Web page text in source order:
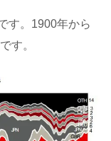
す。1900年から
す。